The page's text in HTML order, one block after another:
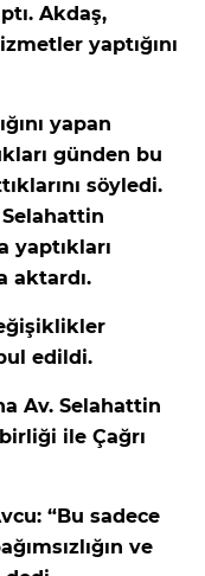
Akdaş,
yaptığını
yapan
günden bu
söyledi.
yaptıkları
aktardı.
edildi.
Av. Selahattin
ile Çağrı
“Bu sadece
ve